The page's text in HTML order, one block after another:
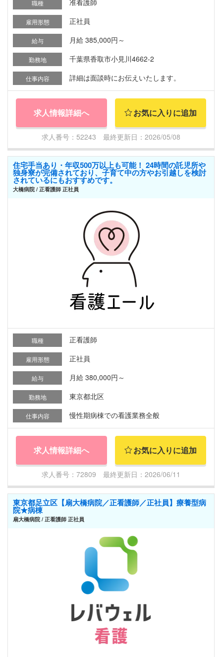
職種 准看護師
雇用形態 正社員
給与 月給 385,000円～
勤務地 千葉県香取市小見川4662-2
仕事内容 詳細は面談時にお伝えいたします。
求人情報詳細へ お気に入りに追加
求人番号：52243 最終更新日：2026/05/08
住宅手当あり・年収500万以上も可能！ 24時間の託児所や
独身寮が完備されており、子育て中の方やお引越しを検討
されているにもおすすめです。
大橋病院 / 正看護師 正社員
職種 正看護師
雇用形態 正社員
給与 月給 380,000円～
勤務地 東京都北区
仕事内容 慢性期病棟での看護業務全般
求人情報詳細へ お気に入りに追加
求人番号：72809 最終更新日：2026/06/11
東京都足立区【扇大橋病院／正看護師／正社員】療養型病
院★病棟
扇大橋病院 / 正看護師 正社員